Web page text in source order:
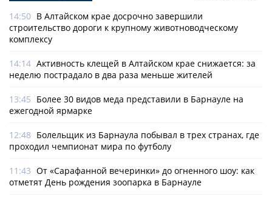
14:50 В Алтайском крае досрочно завершили
строительство дороги к крупному животноводческому
комплексу
14:14 Активность клещей в Алтайском крае снижается: за
неделю пострадало в два раза меньше жителей
13:45 Более 30 видов меда представили в Барнауле на
ежегодной ярмарке
12:48 Болельщик из Барнаула побывал в трех странах, где
проходил чемпионат мира по футболу
11:43 От «Сарафанной вечеринки» до огненного шоу: как
отметят День рождения зоопарка в Барнауле